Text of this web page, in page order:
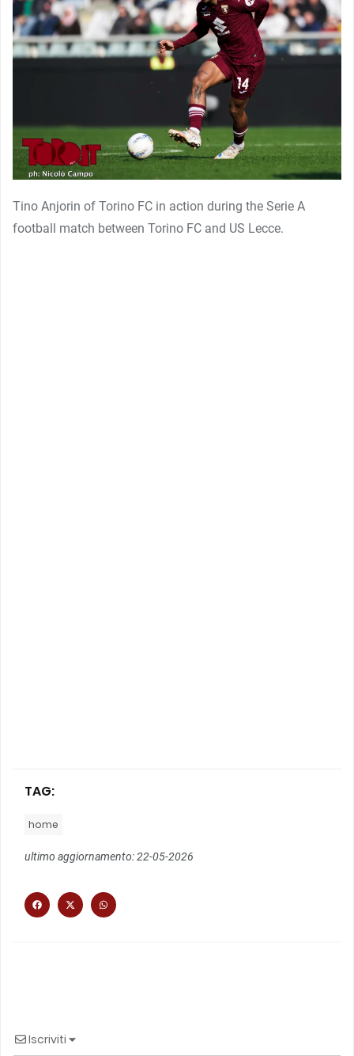
Tino Anjorin of Torino FC in action during the Serie A
football match between Torino FC and US Lecce.
TAG:
home
ultimo aggiornamento: 22-05-2026
Iscriviti